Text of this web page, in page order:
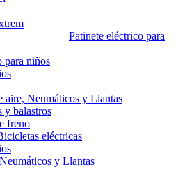
Patinete eléctrico para
para niños
aire, Neumáticos y Llantas
y balastros
freno
eléctricas
y Llantas